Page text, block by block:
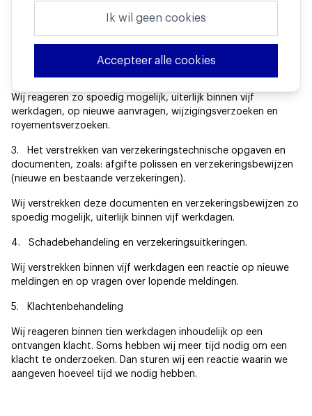
Ik wil geen cookies
Accepteer alle cookies
Wij beantwoorden informatieverzoeken zo spoedig mogelijk,
uiterlijk binnen vijf werkdagen.
2. Het accepteren van nieuwe verzekeringen en het wijzigen
Wij reageren zo spoedig mogelijk, uiterlijk binnen vijf
werkdagen, op nieuwe aanvragen, wijzigingsverzoeken en
royementsverzoeken.
3. Het verstrekken van verzekeringstechnische opgaven en
documenten, zoals: afgifte polissen en verzekeringsbewijzen
(nieuwe en bestaande verzekeringen).
Wij verstrekken deze documenten en verzekeringsbewijzen zo
spoedig mogelijk, uiterlijk binnen vijf werkdagen.
4. Schadebehandeling en verzekeringsuitkeringen.
Wij verstrekken binnen vijf werkdagen een reactie op nieuwe
meldingen en op vragen over lopende meldingen.
5. Klachtenbehandeling
Wij reageren binnen tien werkdagen inhoudelijk op een
ontvangen klacht. Soms hebben wij meer tijd nodig om een
klacht te onderzoeken. Dan sturen wij een reactie waarin we
aangeven hoeveel tijd we nodig hebben.